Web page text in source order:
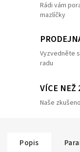
Rádi vám
mazlíčky
Vyzvedněte
radu
VÍCE NEŽ
Naše
Popis